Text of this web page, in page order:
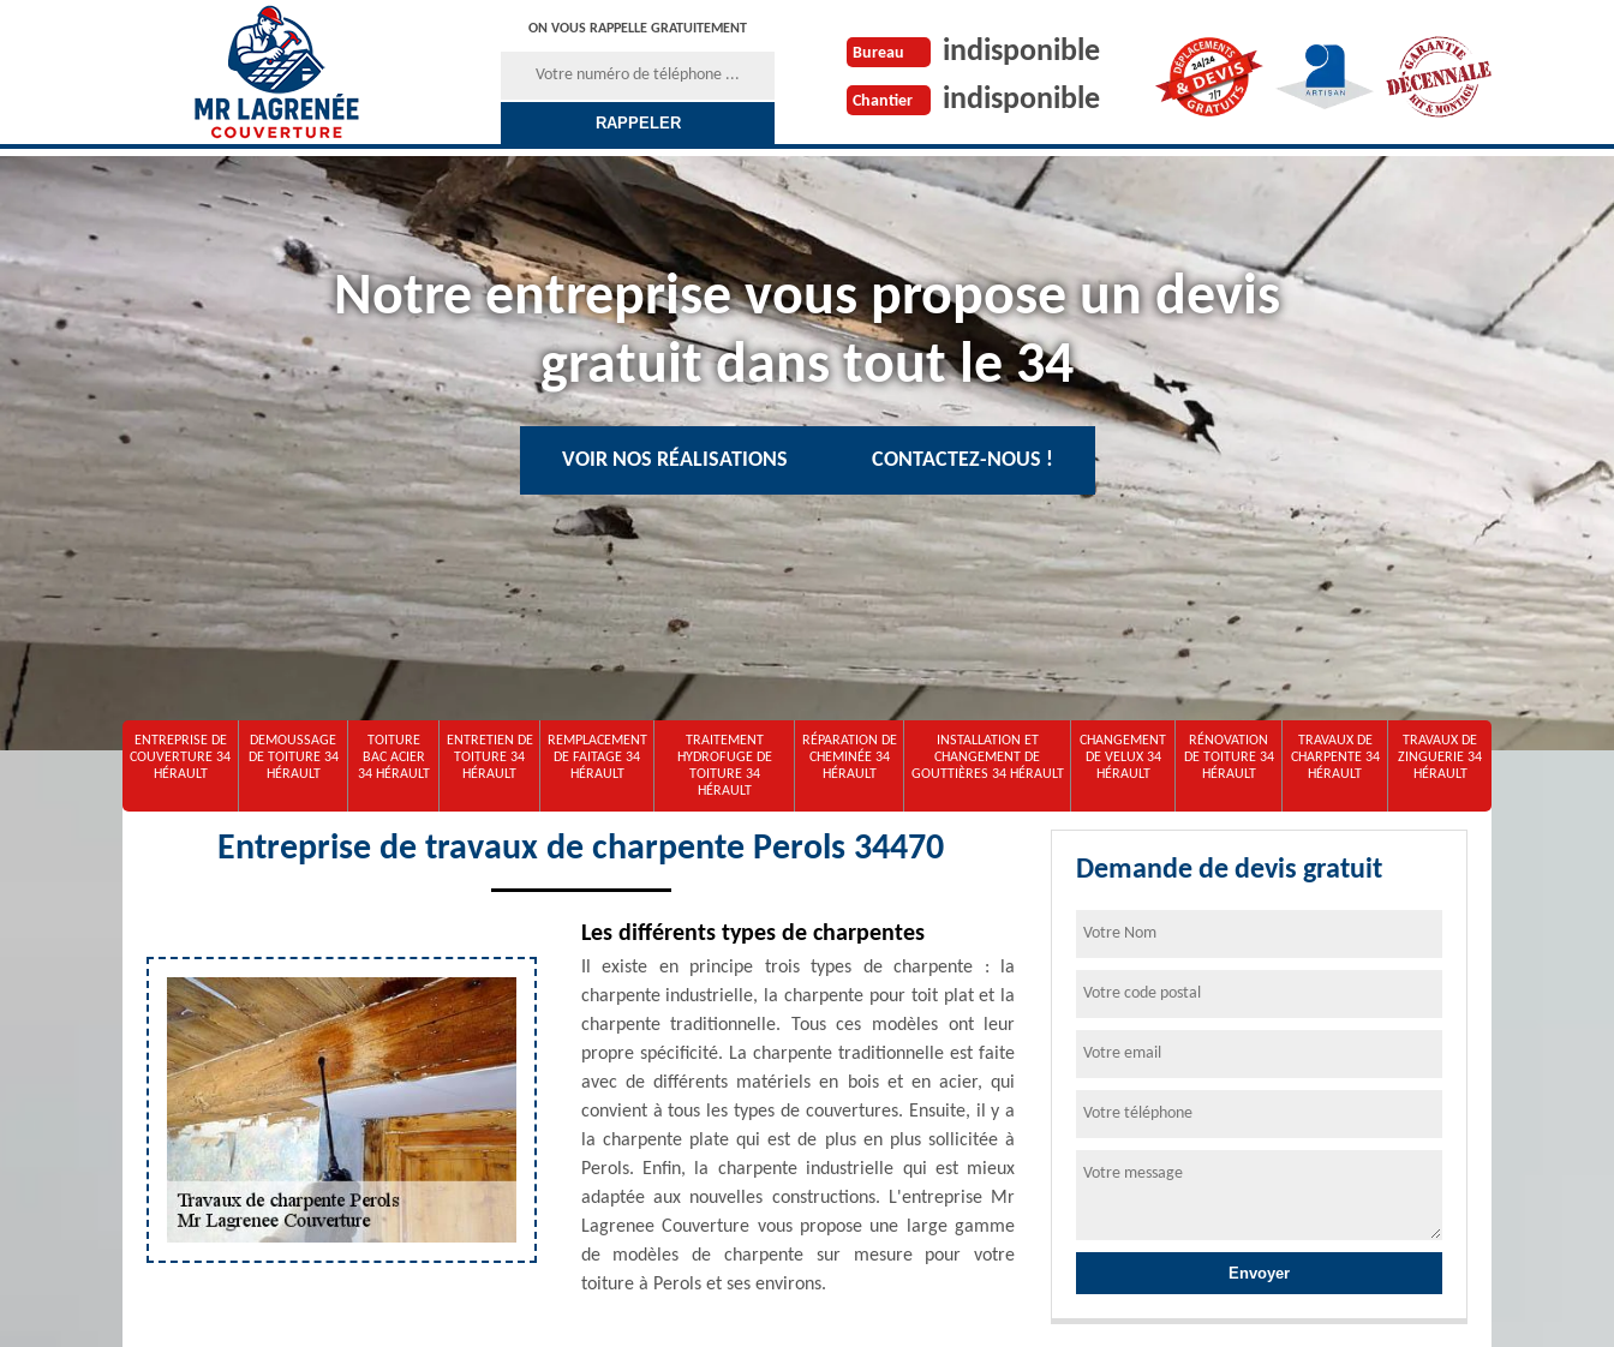
ON VOUS RAPPELLE GRATUITEMENT
Bureau indisponible
Chantier indisponible
Notre entreprise vous propose un devis
gratuit dans tout le 34
VOIR NOS RÉALISATIONS CONTACTEZ-NOUS !
ENTREPRISE DE
COUVERTURE 34
HÉRAULT
DEMOUSSAGE
DE TOITURE 34
HÉRAULT
TOITURE
BAC ACIER
34 HÉRAULT
ENTRETIEN DE
TOITURE 34
HÉRAULT
REMPLACEMENT
DE FAITAGE 34
HÉRAULT
TRAITEMENT
HYDROFUGE DE
TOITURE 34
HÉRAULT
RÉPARATION DE
CHEMINÉE 34
HÉRAULT
INSTALLATION ET
CHANGEMENT DE
GOUTTIÈRES 34 HÉRAULT
CHANGEMENT
DE VELUX 34
HÉRAULT
RÉNOVATION
DE TOITURE 34
HÉRAULT
TRAVAUX DE
CHARPENTE 34
HÉRAULT
TRAVAUX DE
ZINGUERIE 34
HÉRAULT
Entreprise de travaux de charpente Perols 34470
Les différents types de charpentes
Il existe en principe trois types de charpente : la
charpente industrielle, la charpente pour toit plat et la
charpente traditionnelle. Tous ces modèles ont leur
propre spécificité. La charpente traditionnelle est faite
avec de différents matériels en bois et en acier, qui
convient à tous les types de couvertures. Ensuite, il y a
la charpente plate qui est de plus en plus sollicitée à
Perols. Enfin, la charpente industrielle qui est mieux
adaptée aux nouvelles constructions. L'entreprise Mr
Lagrenee Couverture vous propose une large gamme
de modèles de charpente sur mesure pour votre
toiture à Perols et ses environs.
Demande de devis gratuit